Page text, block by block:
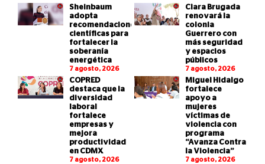
Sheinbaum
adopta
recomendaciones
científicas para
fortalecer la
soberanía
energética
7 agosto, 2026
Clara Brugada
renovará la
colonia
Guerrero con
más seguridad
y espacios
públicos
7 agosto, 2026
COPRED
destaca que la
diversidad
laboral
fortalece
empresas y
mejora
productividad
en CDMX
7 agosto, 2026
Miguel Hidalgo
fortalece
apoyo a
mujeres
víctimas de
violencia con
programa
“Avanza Contra
la Violencia”
7 agosto, 2026